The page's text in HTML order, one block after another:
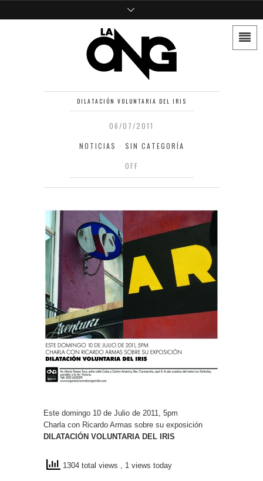
DILATACIÓN VOLUNTARIA DEL IRIS
06/07/2011
NOTICIAS · SIN CATEGORÍA
OFF
Este domingo 10 de Julio de 2011, 5pm
Charla con Ricardo Armas sobre su exposición
DILATACIÓN VOLUNTARIA DEL IRIS
1304 total views , 1 views today